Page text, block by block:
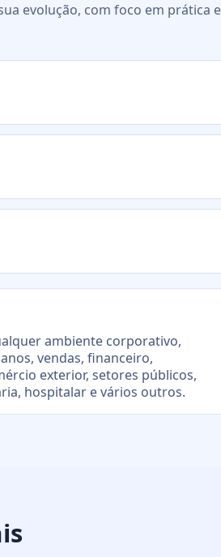
evolução, com foco em prática
ambiente corporativo,
vendas, financeiro,
exterior, setores públicos,
hospitalar e vários outros.